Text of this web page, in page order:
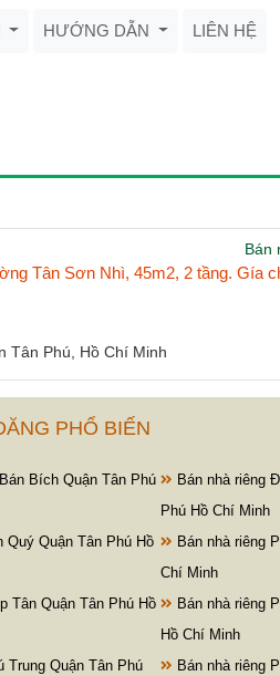
HƯỚNG DẪN LIÊN HỆ
Bán
Tân Sơn Nhì, 45m2, 2 tầng. Gía
Tân Phú, Hồ Chí Minh
PHỔ BIẾN
Bích Quận Tân Phú
Bán nhà riêng
Phú Hồ Chí Minh
Quý Quận Tân Phú Hồ
Bán nhà riêng
Chí Minh
Tân Quận Tân Phú Hồ
Bán nhà riêng
Hồ Chí Minh
Trung Quận Tân Phú
Bán nhà riêng